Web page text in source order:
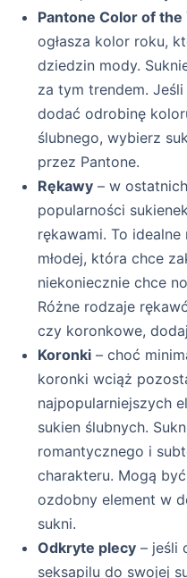
Pantone Color of the
ogłasza kolor roku,
dziedzin mody.
za tym trendem.
dodać odrobinę
ślubnego, wybierz
przez Pantone.
Rękawy – w
popularności
rękawami. To
młodej, która chce
niekoniecznie chce
Różne rodzaje
czy koronkowe,
Koronki – choć
koronki wciąż
najpopularniejszych
sukien ślubnych.
romantycznego i
charakteru. Mogą
ozdobny element w
sukni.
Odkryte plecy – jeśli
seksapilu do swojej